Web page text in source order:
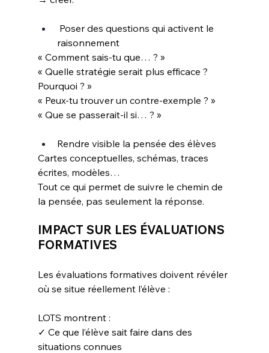
Poser des questions qui activent le
raisonnement
« Comment sais-tu que… ? »
« Quelle stratégie serait plus efficace ?
Pourquoi ? »
« Peux-tu trouver un contre-exemple ? »
« Que se passerait-il si… ? »
Rendre visible la pensée des élèves
Cartes conceptuelles, schémas, traces
écrites, modèles…
Tout ce qui permet de suivre le chemin de
la pensée, pas seulement la réponse.
IMPACT SUR LES ÉVALUATIONS
FORMATIVES
Les évaluations formatives doivent révéler
où se situe réellement l’élève :
LOTS montrent :
✓ Ce que l’élève sait faire dans des
situations connues